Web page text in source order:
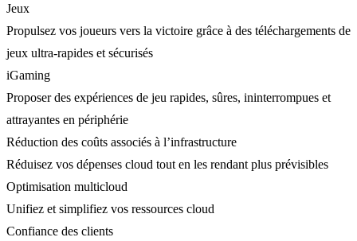
Jeux
Propulsez vos joueurs vers la victoire grâce à des téléchargements de
jeux ultra-rapides et sécurisés
iGaming
Proposer des expériences de jeu rapides, sûres, ininterrompues et
attrayantes en périphérie
Réduction des coûts associés à l’infrastructure
Réduisez vos dépenses cloud tout en les rendant plus prévisibles
Optimisation multicloud
Unifiez et simplifiez vos ressources cloud
Confiance des clients